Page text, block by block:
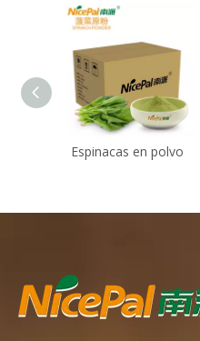
Espinacas en polvo